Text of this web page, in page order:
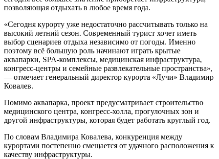
позволяющая отдыхать в любое время года.
«Сегодня курорту уже недостаточно рассчитывать только на
высокий летний сезон. Современный турист хочет иметь
выбор сценариев отдыха независимо от погоды. Именно
поэтому всё большую роль начинают играть крытые
аквапарки, SPA-комплексы, медицинская инфраструктура,
конгресс-центры и семейные развлекательные пространства»,
— отмечает генеральный директор курорта «Лучи» Владимир
Ковалев.
Помимо аквапарка, проект предусматривает строительство
медицинского центра, конгресс-холла, прогулочных зон и
другой инфраструктуры, которая будет работать круглый год.
По словам Владимира Ковалева, конкуренция между
курортами постепенно смещается от удачного расположения к
качеству инфраструктуры.